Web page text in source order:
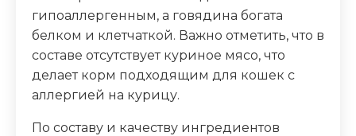
Клетчатка (%) 3.5
Зола (%) 8
гипоаллергенным, а говядина богата
белком и клетчаткой. Важно отметить, что в
составе отсутствует куриное мясо, что
делает корм подходящим для кошек с
аллергией на курицу.
По составу и качеству ингредиентов